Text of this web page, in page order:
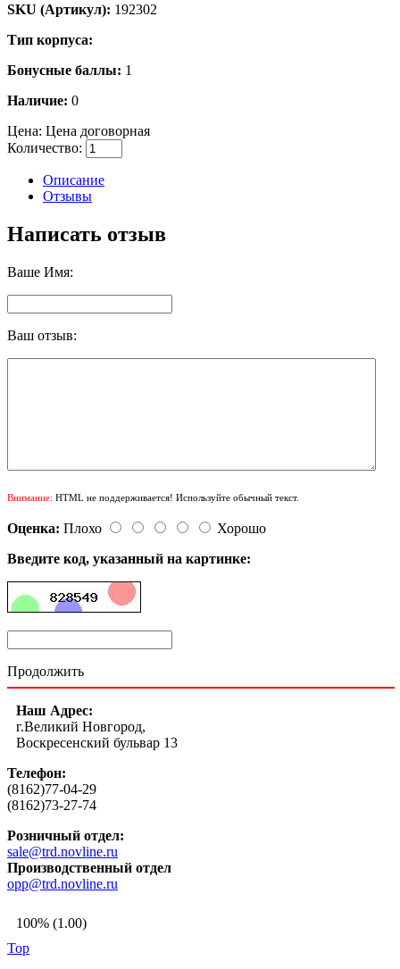
SKU (Артикул): 192302
Тип корпуса:
Бонусные баллы: 1
Наличие: 0
Цена: Цена договорная
Количество:
Описание
Отзывы
Написать отзыв
Ваше Имя:
Ваш отзыв:
Внимание: HTML не поддерживается! Используйте обычный текст.
Оценка: Плохо
Хорошо
Введите код, указанный на картинке:
Продолжить
Наш Адрес:
г.Великий Новгород,
Воскресенский бульвар 13
Телефон:
(8162)77-04-29
(8162)73-27-74
Розничный отдел:
sale@trd.novline.ru
Производственный отдел
opp@trd.novline.ru
100% (1.00)
Top